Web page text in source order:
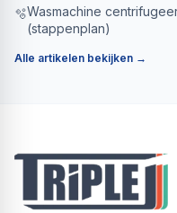
🫧Wasmachine
(stappenplan)
Alle artikelen bekijken →